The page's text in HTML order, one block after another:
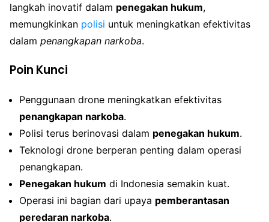
langkah inovatif dalam penegakan hukum,
memungkinkan polisi untuk meningkatkan efektivitas
dalam penangkapan narkoba.
Poin Kunci
Penggunaan drone meningkatkan efektivitas
penangkapan narkoba.
Polisi terus berinovasi dalam penegakan hukum.
Teknologi drone berperan penting dalam operasi
penangkapan.
Penegakan hukum di Indonesia semakin kuat.
Operasi ini bagian dari upaya pemberantasan
peredaran narkoba.